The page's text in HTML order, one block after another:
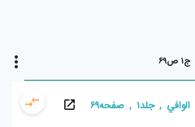
ج۱ ص۶۹
الوافي , جلد۱ , صفحه۶۹